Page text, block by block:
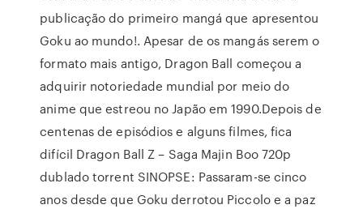
publicação do primeiro mangá que apresentou
Goku ao mundo!. Apesar de os mangás serem o
formato mais antigo, Dragon Ball começou a
adquirir notoriedade mundial por meio do
anime que estreou no Japão em 1990.Depois de
centenas de episódios e alguns filmes, fica
difícil Dragon Ball Z – Saga Majin Boo 720p
dublado torrent SINOPSE: Passaram-se cinco
anos desde que Goku derrotou Piccolo e a paz